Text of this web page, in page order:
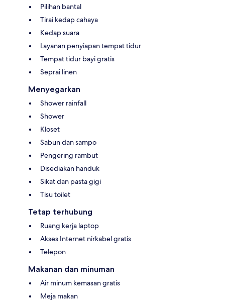
Pilihan bantal
Tirai kedap cahaya
Kedap suara
Layanan penyiapan tempat tidur
Tempat tidur bayi gratis
Seprai linen
Menyegarkan
Shower rainfall
Shower
Kloset
Sabun dan sampo
Pengering rambut
Disediakan handuk
Sikat dan pasta gigi
Tisu toilet
Tetap terhubung
Ruang kerja laptop
Akses Internet nirkabel gratis
Telepon
Makanan dan minuman
Air minum kemasan gratis
Meja makan